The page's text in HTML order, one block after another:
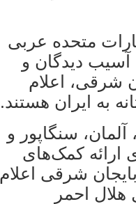
متحده عربی
آسیب دیدگان و
شرقی، اعلام
به ایران هستند.
سنگاپور و
ارائه کمک‌های
شرقی اعلام
هلال احمر